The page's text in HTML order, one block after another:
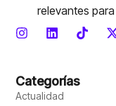
relevantes
Categorías
Actualidad